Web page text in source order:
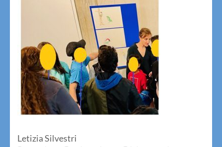
Letizia Silvestri